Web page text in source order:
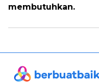
membutuhkan.